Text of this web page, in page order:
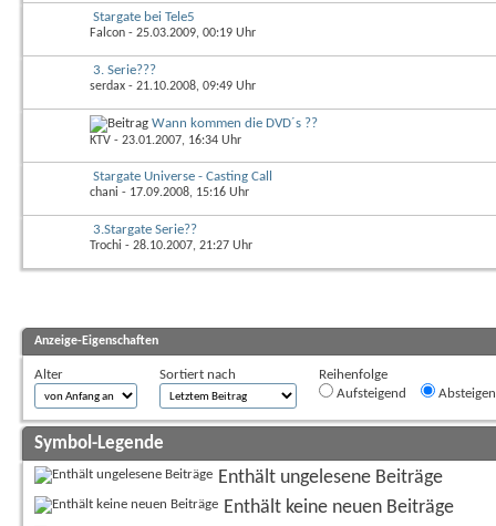
Stargate bei Tele5
Falcon - 25.03.2009, 00:19 Uhr
3. Serie???
serdax - 21.10.2008, 09:49 Uhr
Wann kommen die DVD´s ??
KTV - 23.01.2007, 16:34 Uhr
Stargate Universe - Casting Call
chani - 17.09.2008, 15:16 Uhr
3.Stargate Serie??
Trochi - 28.10.2007, 21:27 Uhr
Anzeige-Eigenschaften
Alter Sortiert nach
Reihenfolge
Aufsteigend
Symbol-Legende
Enthält ungelesene Beiträge
Enthält keine neuen Beiträge